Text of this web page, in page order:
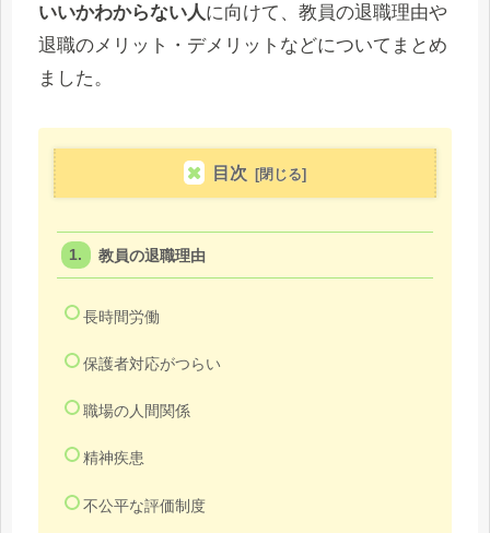
いいかわからない人に向けて、教員の退職理由や
退職のメリット・デメリットなどについてまとめ
ました。
目次
教員の退職理由
長時間労働
保護者対応がつらい
職場の人間関係
精神疾患
不公平な評価制度